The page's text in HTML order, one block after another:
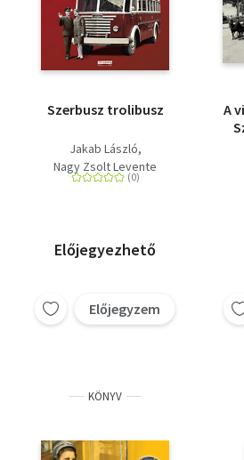
Szerbusz trolibusz
Jakab László
Nagy Zsolt Levente
Előjegyezhető
Előjegyzem
A
KÖNYV